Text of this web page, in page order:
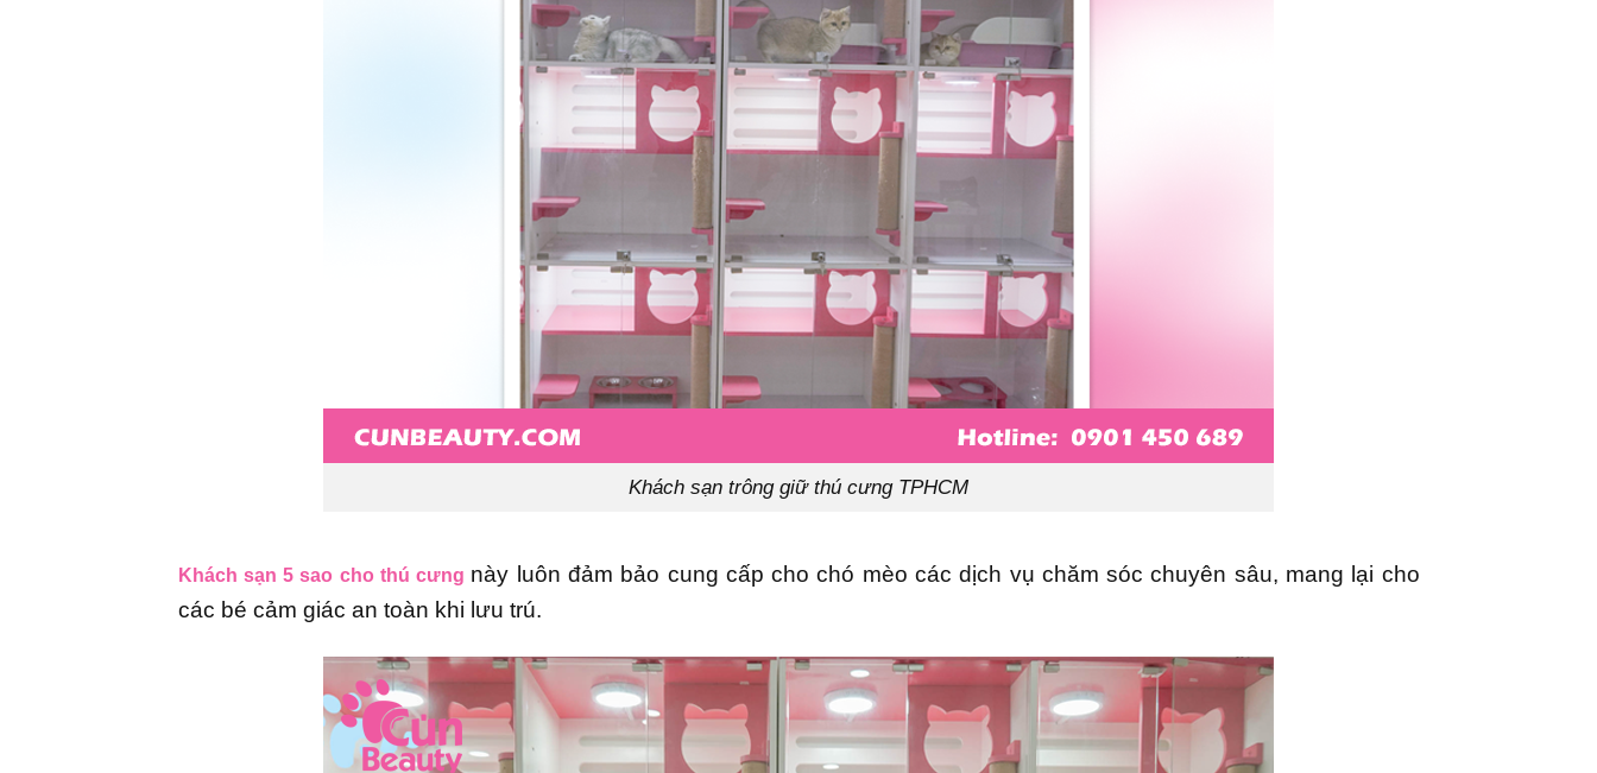
Khách sạn trông giữ thú cưng TPHCM
Khách sạn 5 sao cho thú cưng này luôn đảm bảo cung cấp cho chó mèo các dịch vụ chăm sóc chuyên sâu, mang lại cho
các bé cảm giác an toàn khi lưu trú.